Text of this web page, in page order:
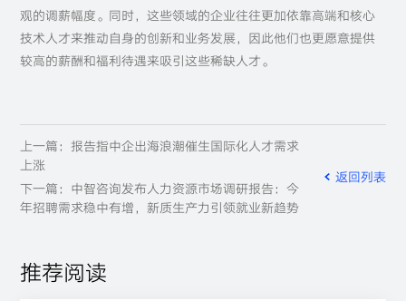
观的调薪幅度。同时，这些领域的企业往往更加依靠高端和核心
技术人才来推动自身的创新和业务发展，因此他们也更愿意提供
较高的薪酬和福利待遇来吸引这些稀缺人才。
上一篇：报告指中企出海浪潮催生国际化人才需求
上涨
下一篇：中智咨询发布人力资源市场调研报告：今
年招聘需求稳中有增，新质生产力引领就业新趋势
返回列表
推荐阅读